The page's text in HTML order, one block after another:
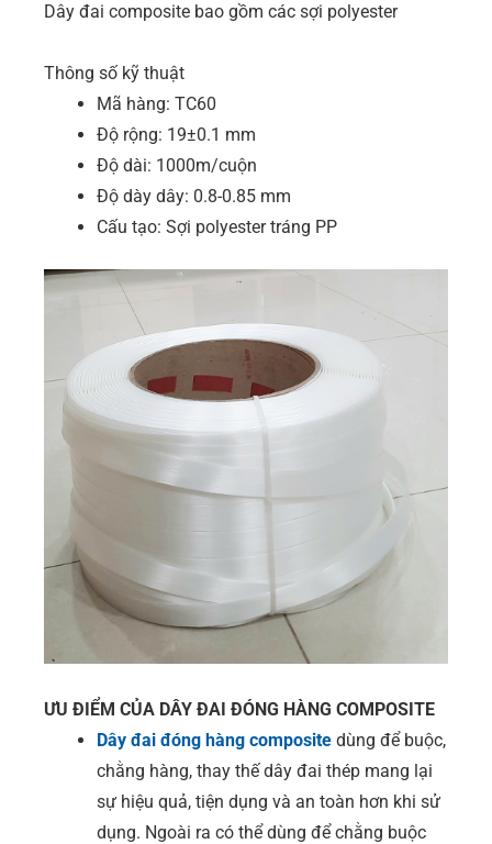
Dây đai composite bao gồm các sợi polyester
Thông số kỹ thuật
Mã hàng: TC60
Độ rộng: 19±0.1 mm
Độ dài: 1000m/cuộn
Độ dày dây: 0.8-0.85 mm
Cấu tạo: Sợi polyester tráng PP
ƯU ĐIỂM CỦA DÂY ĐAI ĐÓNG HÀNG COMPOSITE
Dây đai đóng hàng composite dùng để buộc,
chằng hàng, thay thế dây đai thép mang lại
sự hiệu quả, tiện dụng và an toàn hơn khi sử
dụng. Ngoài ra có thể dùng để chằng buộc